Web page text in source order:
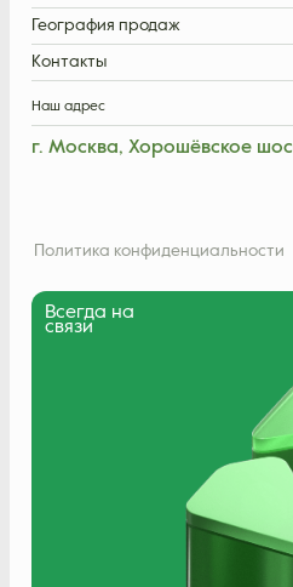
География продаж
Контакты
Политика конфиденциальности
Наш адрес
г. Москва, Хорошёвское
Всегда на
связи